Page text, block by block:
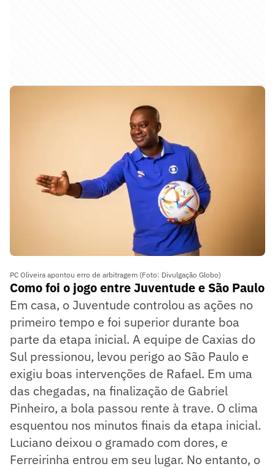
PC Oliveira apontou erro de arbitragem (Foto: Divulgação Globo)
Como foi o jogo entre Juventude e São Paulo
Em casa, o Juventude controlou as ações no
primeiro tempo e foi superior durante boa
parte da etapa inicial. A equipe de Caxias do
Sul pressionou, levou perigo ao São Paulo e
exigiu boas intervenções de Rafael. Em uma
das chegadas, na finalização de Gabriel
Pinheiro, a bola passou rente à trave. O clima
esquentou nos minutos finais da etapa inicial.
Luciano deixou o gramado com dores, e
Ferreirinha entrou em seu lugar. No entanto, o